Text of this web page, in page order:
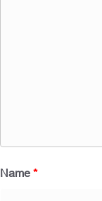
Name*